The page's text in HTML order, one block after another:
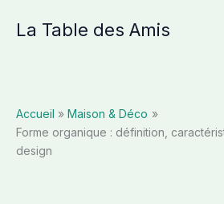
La Table des Amis
Accueil
Maison & Déco
Forme organique : définition,
design